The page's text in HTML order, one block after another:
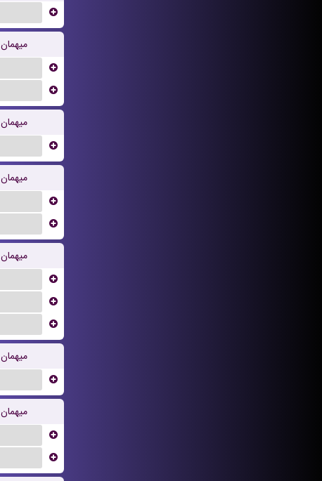
میهمان
میهمان
میهمان
میهمان
میهمان
میهمان